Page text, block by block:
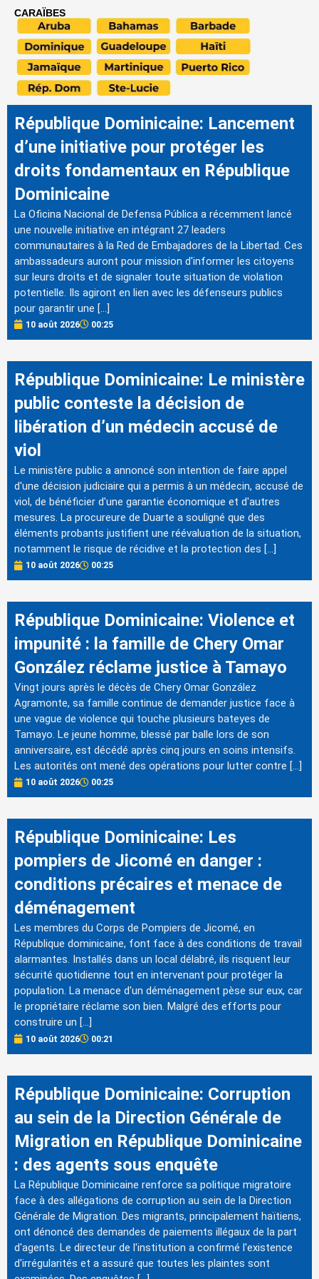
CARAÏBES
République Dominicaine: Lancement
d’une initiative pour protéger les
droits fondamentaux en République
Dominicaine
La Oficina Nacional de Defensa Pública a récemment lancé
une nouvelle initiative en intégrant 27 leaders
communautaires à la Red de Embajadores de la Libertad. Ces
ambassadeurs auront pour mission d'informer les citoyens
sur leurs droits et de signaler toute situation de violation
potentielle. Ils agiront en lien avec les défenseurs publics
pour garantir une […]
10 août 2026 00:25
République Dominicaine: Le ministère
public conteste la décision de
libération d’un médecin accusé de
viol
Le ministère public a annoncé son intention de faire appel
d'une décision judiciaire qui a permis à un médecin, accusé de
viol, de bénéficier d'une garantie économique et d'autres
mesures. La procureure de Duarte a souligné que des
éléments probants justifient une réévaluation de la situation,
notamment le risque de récidive et la protection des […]
10 août 2026 00:25
République Dominicaine: Violence et
impunité : la famille de Chery Omar
González réclame justice à Tamayo
Vingt jours après le décès de Chery Omar González
Agramonte, sa famille continue de demander justice face à
une vague de violence qui touche plusieurs bateyes de
Tamayo. Le jeune homme, blessé par balle lors de son
anniversaire, est décédé après cinq jours en soins intensifs.
Les autorités ont mené des opérations pour lutter contre […]
10 août 2026 00:25
République Dominicaine: Les
pompiers de Jicomé en danger :
conditions précaires et menace de
déménagement
Les membres du Corps de Pompiers de Jicomé, en
République dominicaine, font face à des conditions de travail
alarmantes. Installés dans un local délabré, ils risquent leur
sécurité quotidienne tout en intervenant pour protéger la
population. La menace d'un déménagement pèse sur eux, car
le propriétaire réclame son bien. Malgré des efforts pour
construire un […]
10 août 2026 00:21
République Dominicaine: Corruption
au sein de la Direction Générale de
Migration en République Dominicaine
: des agents sous enquête
La République Dominicaine renforce sa politique migratoire
face à des allégations de corruption au sein de la Direction
Générale de Migration. Des migrants, principalement haïtiens,
ont dénoncé des demandes de paiements illégaux de la part
d'agents. Le directeur de l'institution a confirmé l'existence
d'irrégularités et a assuré que toutes les plaintes sont